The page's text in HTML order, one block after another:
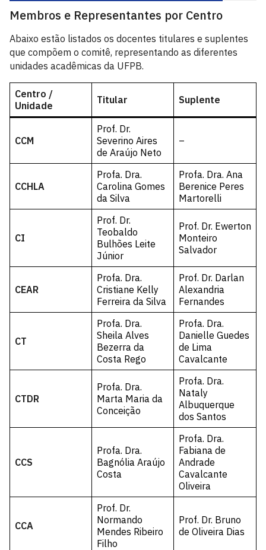
Membros e Representantes por Centro
Abaixo estão listados os docentes titulares e suplentes
que compõem o comitê, representando as diferentes
unidades acadêmicas da UFPB.
Centro /
Unidade
Titular Suplente
CCM
Prof. Dr.
Severino Aires
de Araújo Neto
–
CCHLA
Profa. Dra.
Carolina Gomes
da Silva
Profa. Dra. Ana
Berenice Peres
Martorelli
CI
Prof. Dr.
Teobaldo
Bulhões Leite
Júnior
Prof. Dr. Ewerton
Monteiro
Salvador
CEAR
Profa. Dra.
Cristiane Kelly
Ferreira da Silva
Prof. Dr. Darlan
Alexandria
Fernandes
CT
Profa. Dra.
Sheila Alves
Bezerra da
Costa Rego
Profa. Dra.
Danielle Guedes
de Lima
Cavalcante
CTDR
Profa. Dra.
Marta Maria da
Conceição
Profa. Dra.
Nataly
Albuquerque
dos Santos
CCS
Profa. Dra.
Bagnólia Araújo
Costa
Profa. Dra.
Fabiana de
Andrade
Cavalcante
Oliveira
CCA
Prof. Dr.
Normando
Mendes Ribeiro
Filho
Prof. Dr. Bruno
de Oliveira Dias